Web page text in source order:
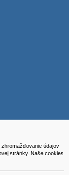
údajov
stránky. Naše cookies